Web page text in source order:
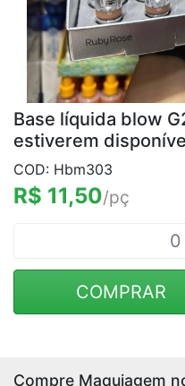
Base líquida blow
estiverem
COD: Hbm303
R$ 11,50/pç
COMPRAR
Compre Maquiagem